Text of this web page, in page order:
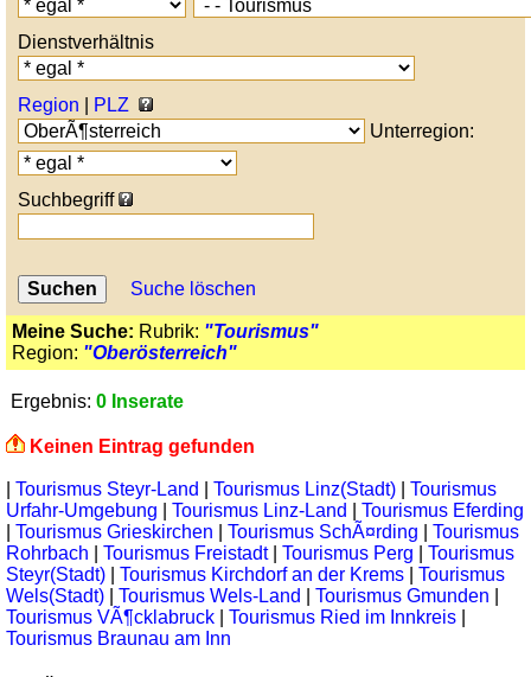
Dienstverhältnis
Region
PLZ
Unterregion:
Suchbegriff
Suche löschen
Meine Suche: Rubrik: "Tourismus"
Region: "Oberösterreich"
Ergebnis: 0 Inserate
Keinen Eintrag gefunden
Tourismus Steyr-Land Tourismus Linz(Stadt)
Tourismus
Urfahr-Umgebung
Tourismus Linz-Land
Tourismus Eferding
Tourismus Grieskirchen Tourismus SchÃ¤rding
Tourismus
Rohrbach
Tourismus Freistadt| Tourismus Perg
Tourismus
Steyr(Stadt)
Tourismus Kirchdorf an der Krems
Tourismus
Wels(Stadt)
Tourismus Wels-Land Tourismus Gmunden
Tourismus VÃ¶cklabruck
Tourismus Ried im Innkreis
Tourismus Braunau am Inn